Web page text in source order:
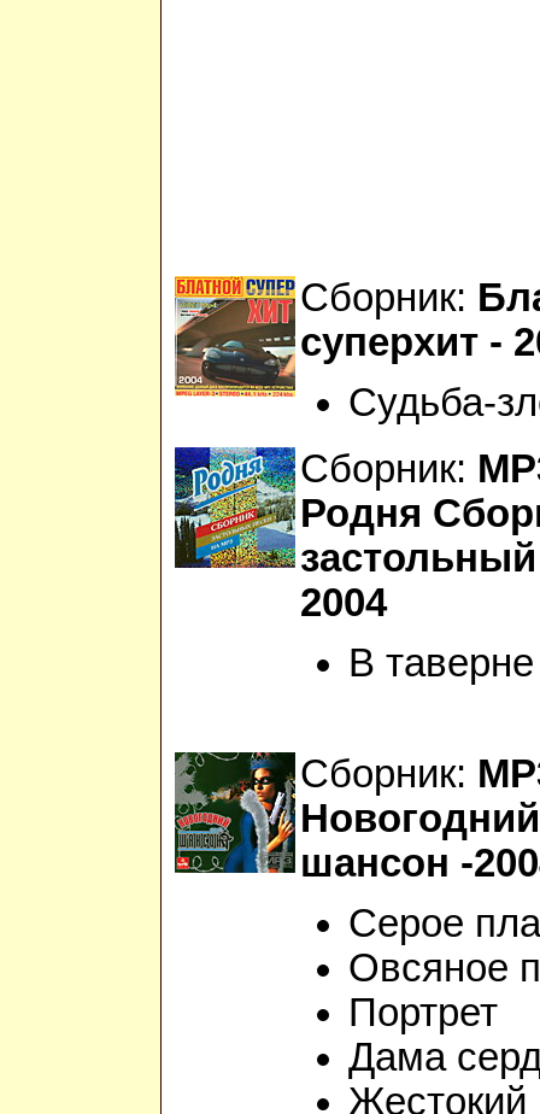
Сборник:
суперхит -
Судьба-
Сборник:
Родня
2004
В таверне
Сборник:
Новогодний
шансон -
Серое
Овсяное
Портрет
Дама
Жестокий